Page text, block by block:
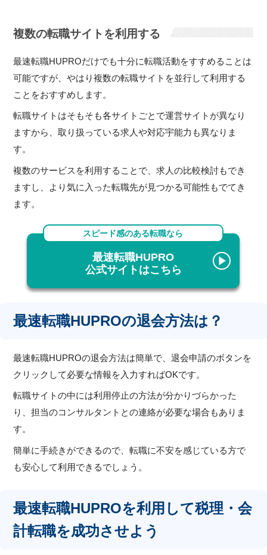
複数の転職サイトを利用する
最速転職HUPROだけでも十分に転職活動をすすめることは
可能ですが、やはり複数の転職サイトを並行して利用する
ことをおすすめします。
転職サイトはそもそも各サイトごとで運営サイトが異なり
ますから、取り扱っている求人や対応宇能力も異なりま
す。
複数のサービスを利用することで、求人の比較検討もでき
ますし、より気に入った転職先が見つかる可能性もでてき
ます。
スピード感のある転職なら
最速転職HUPRO
公式サイトはこちら
最速転職HUPROの退会方法は？
最速転職HUPROの退会方法は簡単で、退会申請のボタンを
クリックして必要な情報を入力すればOKです。
転職サイトの中には利用停止の方法が分かりづらかった
り、担当のコンサルタントとの連絡が必要な場合もありま
す。
簡単に手続きができるので、転職に不安を感じている方で
も安心して利用できるでしょう。
最速転職HUPROを利用して税理・会
計転職を成功させよう